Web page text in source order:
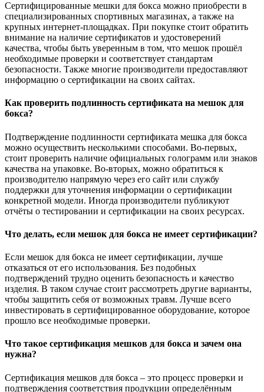
Сертифицированные мешки для бокса можно приобрести в
специализированных спортивных магазинах, а также на
крупных интернет-площадках. При покупке стоит обратить
внимание на наличие сертификатов и удостоверений
качества, чтобы быть уверенным в том, что мешок прошёл
необходимые проверки и соответствует стандартам
безопасности. Также многие производители предоставляют
информацию о сертификации на своих сайтах.
Как проверить подлинность сертификата на мешок для
бокса?
Подтверждение подлинности сертификата мешка для бокса
можно осуществить несколькими способами. Во-первых,
стоит проверить наличие официальных голограмм или знаков
качества на упаковке. Во-вторых, можно обратиться к
производителю напрямую через его сайт или службу
поддержки для уточнения информации о сертификации
конкретной модели. Иногда производители публикуют
отчёты о тестировании и сертификации на своих ресурсах.
Что делать, если мешок для бокса не имеет сертификации?
Если мешок для бокса не имеет сертификации, лучше
отказаться от его использования. Без подобных
подтверждений трудно оценить безопасность и качество
изделия. В таком случае стоит рассмотреть другие варианты,
чтобы защитить себя от возможных травм. Лучше всего
инвестировать в сертифицированное оборудование, которое
прошло все необходимые проверки.
Что такое сертификация мешков для бокса и зачем она
нужна?
Сертификация мешков для бокса – это процесс проверки и
подтверждения соответствия продукции определённым